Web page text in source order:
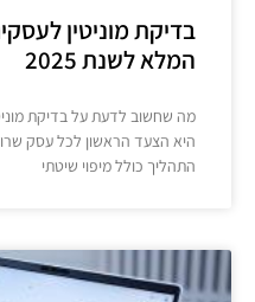
בדיקת מוניטין
המלא לשנת 2025
מה שחשוב לדעת על בדיקת
היא הצעד הראשון לכל עסק
התהליך כולל מיפוי שיטתי